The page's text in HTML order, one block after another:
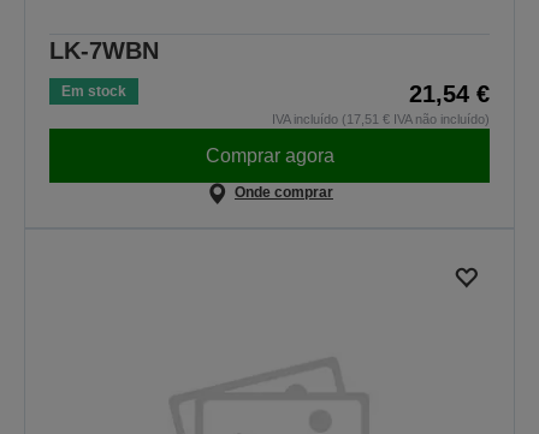
LK-7WBN
Em stock 21,54 €
IVA incluído (17,51 € IVA não incluído)
Comprar agora
Onde comprar